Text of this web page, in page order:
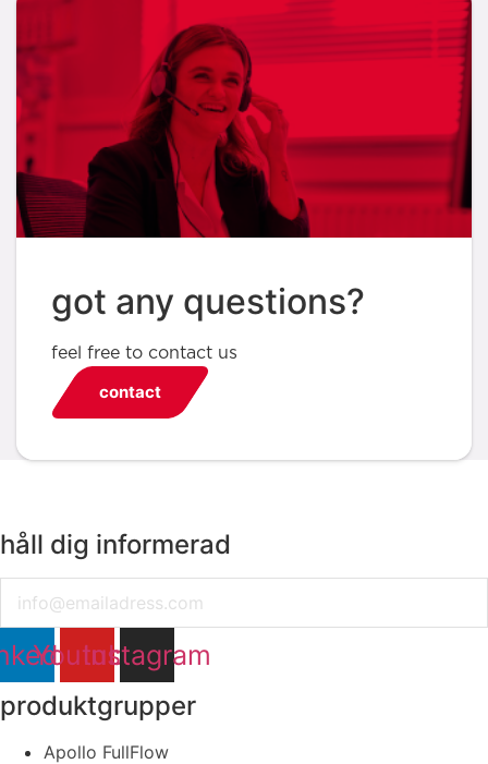
got any questions?
feel free to contact us
contact
håll dig informerad
Youtube
Instagram
produktgrupper
Apollo FullFlow